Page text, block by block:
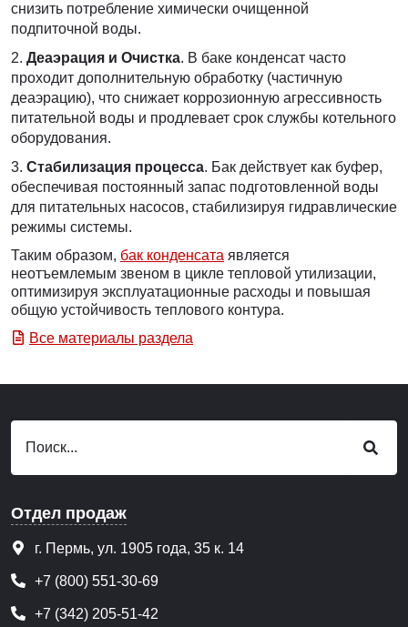
снизить потребление химически очищенной
подпиточной воды.
Деаэрация и Очистка. В баке конденсат часто
проходит дополнительную обработку (частичную
деаэрацию), что снижает коррозионную агрессивность
питательной воды и продлевает срок службы котельного
оборудования.
Стабилизация процесса. Бак действует как буфер,
обеспечивая постоянный запас подготовленной воды
для питательных насосов, стабилизируя гидравлические
режимы системы.
Таким образом, бак конденсата является
неотъемлемым звеном в цикле тепловой утилизации,
оптимизируя эксплуатационные расходы и повышая
общую устойчивость теплового контура.
Все материалы раздела
Отдел продаж
г. Пермь, ул. 1905 года, 35 к. 14
+7 (800) 551-30-69
+7 (342) 205-51-42